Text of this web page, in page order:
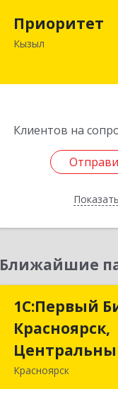
Приоритет
Кызыл
Клиентов на
Ближайшие
1С:Первый
Красноярск,
Красноярск